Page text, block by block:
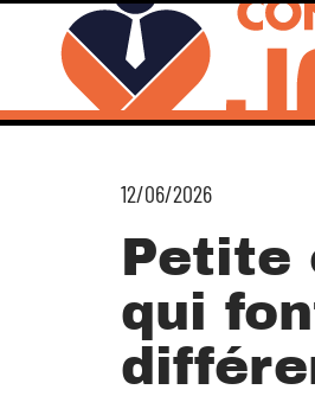
12/06/2026
Petite
qui